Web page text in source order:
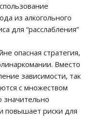
из алкогольного
для “расслабления”
опасная стратегия,
Вместо
зависимости, так
с множеством
значительно
повышает риски для